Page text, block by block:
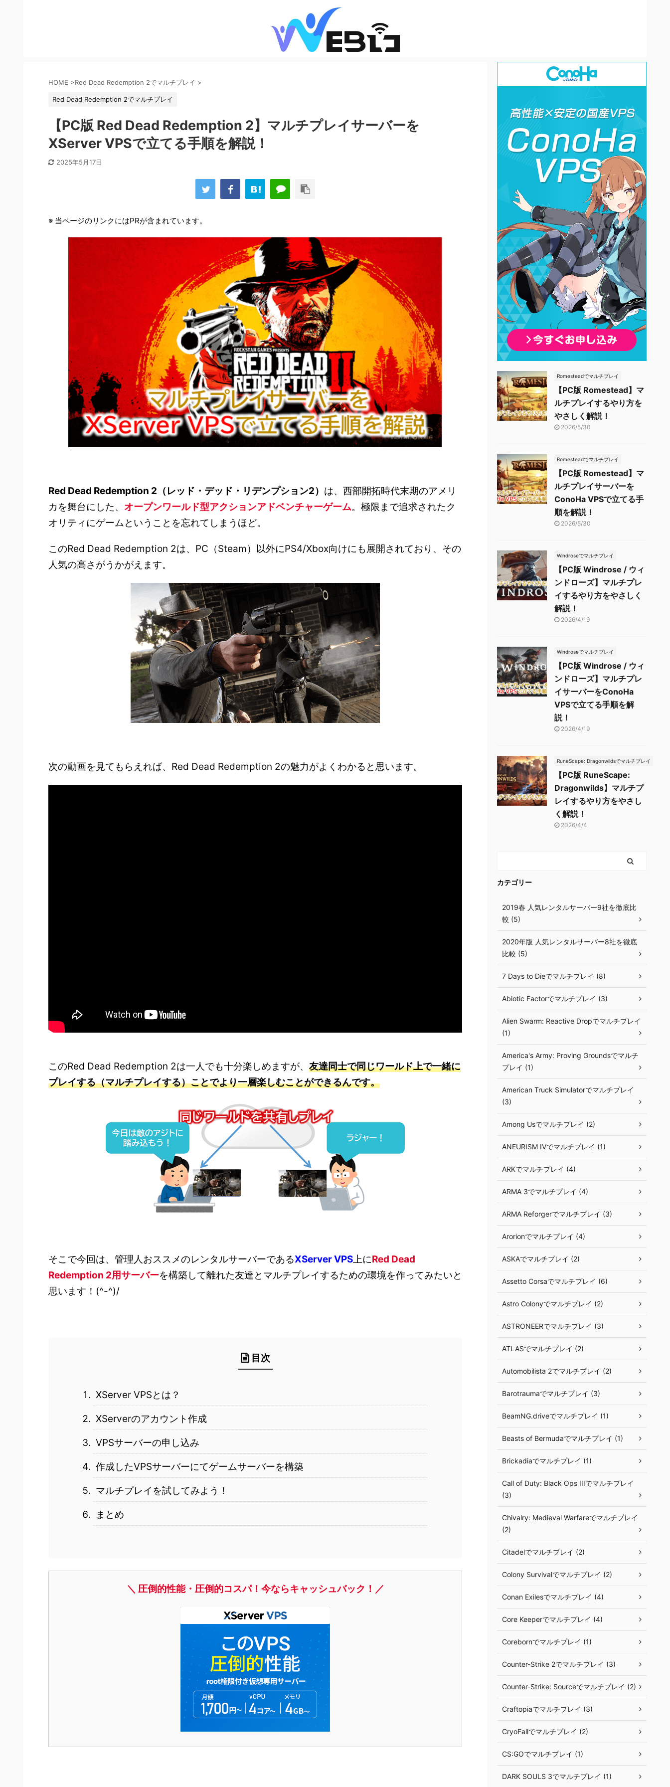
HOME >Red Dead Redemption 2でマルチプレイ >
Red Dead Redemption 2でマルチプレイ
【PC版 Red Dead Redemption 2】マルチプレイサーバーを
XServer VPSで立てる手順を解説！
2025年5月17日
※ 当ページのリンクにはPRが含まれています。
Red Dead Redemption 2（レッド・デッド・リデンプション2） は、西部開拓時代末期のアメリ
カを舞台にした、 オープンワールド型アクションアドベンチャーゲーム。極限まで追求されたク
オリティにゲームということを忘れてしまうほど。
このRed Dead Redemption 2は、PC（Steam）以外にPS4/Xbox向けにも展開されており、その
人気の高さがうかがえます。
次の動画を見てもらえれば、Red Dead Redemption 2の魅力がよくわかると思います。
このRed Dead Redemption 2は一人でも十分楽しめますが、 友達同士で同じワールド上で一緒に
プレイする（マルチプレイする）ことでより一層楽しむことができるんです。
そこで今回は、管理人おススメのレンタルサーバーであるXServer VPS上にRed Dead
Redemption 2用サーバーを構築して離れた友達とマルチプレイするための環境を作ってみたいと
思います！(^-^)/
目次
XServer VPSとは？
XServerのアカウント作成
VPSサーバーの申し込み
作成したVPSサーバーにてゲームサーバーを構築
マルチプレイを試してみよう！
まとめ
＼ 圧倒的性能・圧倒的コスパ！今ならキャッシュバック！／
Romesteadでマルチプレイ
【PC版 Romestead】マ
ルチプレイするやり方を
やさしく解説！
2026/5/30
Romesteadでマルチプレイ
【PC版 Romestead】マ
ルチプレイサーバーを
ConoHa VPSで立てる手
順を解説！
2026/5/30
Windroseでマルチプレイ
【PC版 Windrose / ウィ
ンドローズ】マルチプレ
イするやり方をやさしく
解説！
2026/4/19
Windroseでマルチプレイ
【PC版 Windrose / ウィ
ンドローズ】マルチプレ
イサーバーをConoHa
VPSで立てる手順を解
説！
2026/4/19
RuneScape: Dragonwildsでマルチプレイ
【PC版 RuneScape:
Dragonwilds】マルチプ
レイするやり方をやさし
く解説！
2026/4/4
カテゴリー
2019春 人気レンタルサーバー9社を徹底比
較 (5)
2020年版 人気レンタルサーバー8社を徹底
比較 (5)
7 Days to Dieでマルチプレイ (8)
Abiotic Factorでマルチプレイ (3)
Alien Swarm: Reactive Dropでマルチプレイ
(1)
America's Army: Proving Groundsでマルチ
プレイ (1)
American Truck Simulatorでマルチプレイ
(3)
Among Usでマルチプレイ (2)
ANEURISM IVでマルチプレイ (1)
ARKでマルチプレイ (4)
ARMA 3でマルチプレイ (4)
ARMA Reforgerでマルチプレイ (3)
Arorionでマルチプレイ (4)
ASKAでマルチプレイ (2)
Assetto Corsaでマルチプレイ (6)
Astro Colonyでマルチプレイ (2)
ASTRONEERでマルチプレイ (3)
ATLASでマルチプレイ (2)
Automobilista 2でマルチプレイ (2)
Barotraumaでマルチプレイ (3)
BeamNG.driveでマルチプレイ (1)
Beasts of Bermudaでマルチプレイ (1)
Brickadiaでマルチプレイ (1)
Call of Duty: Black Ops IIIでマルチプレイ
(3)
Chivalry: Medieval Warfareでマルチプレイ
(2)
Citadelでマルチプレイ (2)
Colony Survivalでマルチプレイ (2)
Conan Exilesでマルチプレイ (4)
Core Keeperでマルチプレイ (4)
Corebornでマルチプレイ (1)
Counter-Strike 2でマルチプレイ (3)
Counter-Strike: Sourceでマルチプレイ (2)
Craftopiaでマルチプレイ (3)
CryoFallでマルチプレイ (2)
CS:GOでマルチプレイ (1)
DARK SOULS 3でマルチプレイ (1)